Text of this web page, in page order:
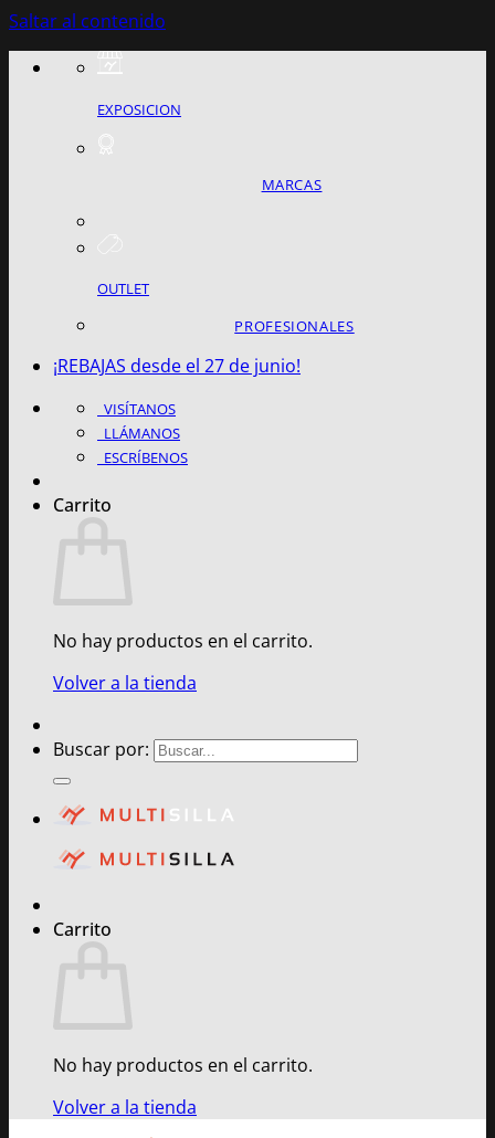
Saltar al contenido
EXPOSICION
MARCAS
OUTLET
PROFESIONALES
¡REBAJAS desde el 27 de junio!
VISÍTANOS
LLÁMANOS
ESCRÍBENOS
Carrito
No hay productos en el carrito.
Volver a la tienda
Buscar por:
Carrito
No hay productos en el carrito.
Volver a la tienda